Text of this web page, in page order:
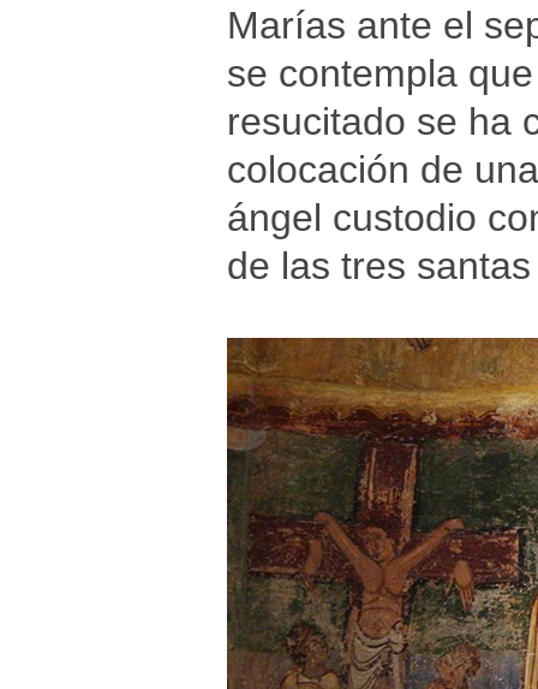
Marías ante el
se contempla
resucitado se ha
colocación de
ángel custodio
de las tres